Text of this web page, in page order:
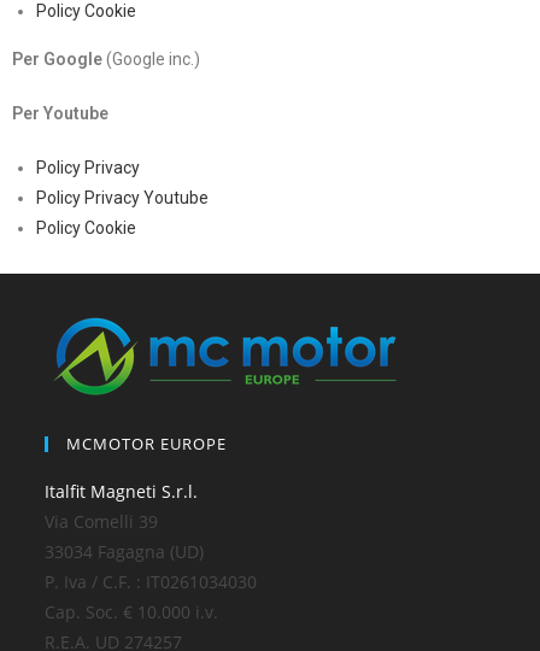
Policy Cookie
Per Google(Google inc.)
Per Youtube
Policy Privacy
Policy Privacy Youtube
Policy Cookie
MCMOTOR EUROPE
Italfit Magneti S.r.l.
Via Comelli 39
33034 Fagagna (UD)
P. Iva / C.F. : IT0261034030
Cap. Soc. € 10.000 i.v.
R.E.A. UD 274257